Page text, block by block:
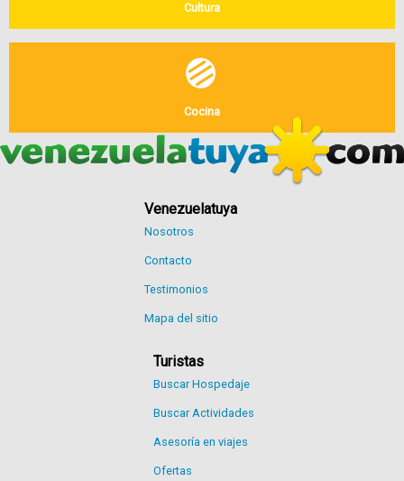
Cultura
Cocina
Venezuelatuya
Nosotros
Contacto
Testimonios
Mapa del sitio
Turistas
Buscar Hospedaje
Buscar Actividades
Asesoría en viajes
Ofertas